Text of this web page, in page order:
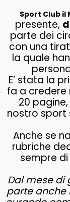
Sport Club il
presente,
parte dei
con una
la quale
E’ stata la
fa a credere
20
nostro sport
Anche se
rubriche
sempre
Dal mese di
parte anche